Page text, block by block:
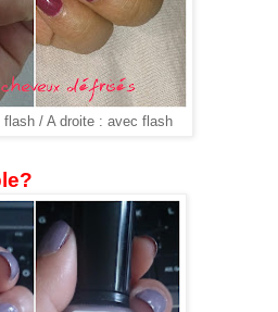
/ A droite : avec flash